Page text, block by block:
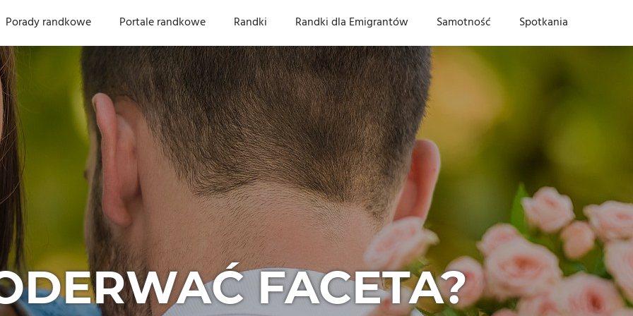
Porady randkowe Portale randkowe Randki Randki dla Emigrantów Samotność Spotkania
FACETA?